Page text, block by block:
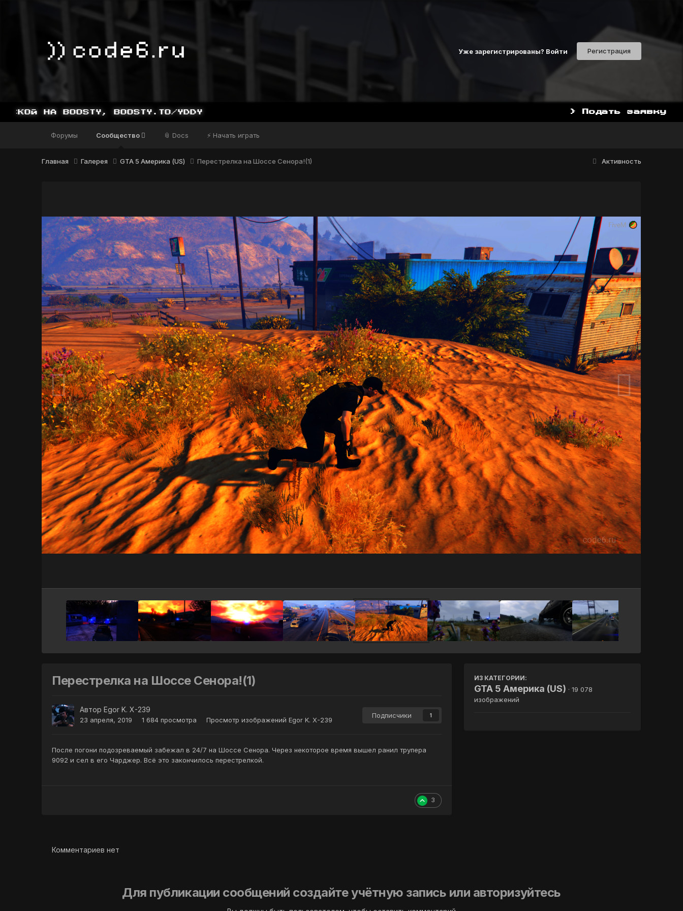
Уже зарегистрированы? Войти Регистрация
НАЧАТЬ ИГРАТЬ СЕЙЧАС
> Подать заявку
Форумы Сообщество 📎 Docs ⚡ Начать играть
Активность
Главная Галерея GTA 5 Америка (US) Перестрелка на Шоссе Сенора!(1)
Перестрелка на Шоссе Сенора!(1)
АвторEgor K. X-239
23 апреля, 2019 1 684 просмотра Просмотр изображений Egor K. X-239
Подписчики 1
После погони подозреваемый забежал в 24/7 на Шоссе Сенора. Через некоторое время вышел ранил трупера
9092 и сел в его Чарджер. Всё это закончилось перестрелкой.
3
ИЗ КАТЕГОРИИ:
GTA 5 Америка (US) · 19 078
изображений
Комментариев нет
Для публикации сообщений создайте учётную запись или авторизуйтесь